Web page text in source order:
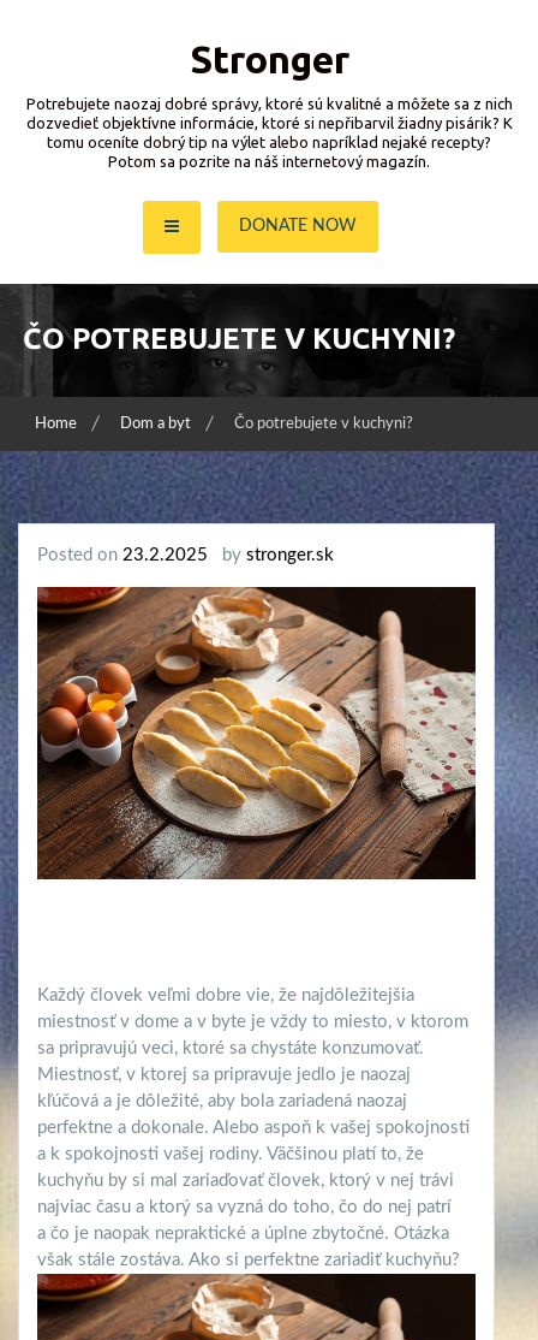
Stronger
Potrebujete naozaj dobré správy, ktoré sú kvalitné a môžete sa z nich
dozvedieť objektívne informácie, ktoré si nepřibarvil žiadny pisárik? K
tomu oceníte dobrý tip na výlet alebo napríklad nejaké recepty?
Potom sa pozrite na náš internetový magazín.
DONATE NOW
ČO POTREBUJETE V KUCHYNI?
Home Dom a byt Čo potrebujete v kuchyni?
Posted on 23.2.2025 by stronger.sk
Každý človek veľmi dobre vie, že najdôležitejšia
miestnosť v dome a v byte je vždy to miesto, v ktorom
sa pripravujú veci, ktoré sa chystáte konzumovať.
Miestnosť, v ktorej sa pripravuje jedlo je naozaj
kľúčová a je dôležité, aby bola zariadená naozaj
perfektne a dokonale. Alebo aspoň k vašej spokojnosti
a k spokojnosti vašej rodiny. Väčšinou platí to, že
kuchyňu by si mal zariaďovať človek, ktorý v nej trávi
najviac času a ktorý sa vyzná do toho, čo do nej patrí
a čo je naopak nepraktické a úplne zbytočné. Otázka
však stále zostáva. Ako si perfektne zariadiť kuchyňu?